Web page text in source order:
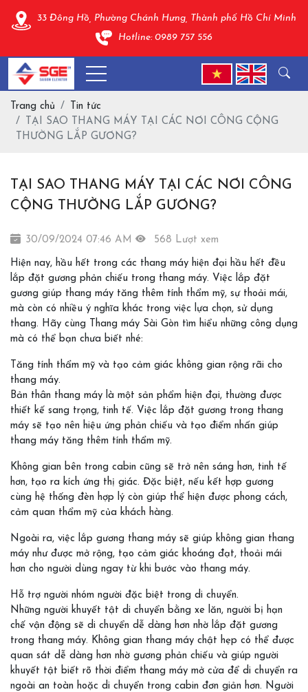
33 Đông Hồ, Phường Chánh Hưng, Thành phố Hồ Chí Minh
Hotline: 0989 757 556
Trang chủ
Tin tức
TẠI SAO THANG MÁY TẠI CÁC NƠI CÔNG CỘNG
THƯỜNG LẮP GƯƠNG?
TẠI SAO THANG MÁY TẠI CÁC NƠI CÔNG
CỘNG THƯỜNG LẮP GƯƠNG?
30/09/2024 07:46 AM 568 Lượt xem
Hiện nay, hầu hết trong các thang máy hiện đại hầu hết đều
lắp đặt gương phản chiếu trong thang máy. Việc lắp đặt
gương giúp thang máy tăng thêm tính thẩm mỹ, sự thoải mái,
mà còn có nhiều ý nghĩa khác trong việc lựa chọn, sử dụng
thang. Hãy cùng Thang máy Sài Gòn tìm hiểu những công dụng
mà có thể bạn chưa biết nhé:
Tăng tính thẩm mỹ và tạo cảm giác không gian rộng rãi cho
thang máy.
Bản thân thang máy là một sản phẩm hiện đại, thường được
thiết kế sang trọng, tinh tế. Việc lắp đặt gương trong thang
máy sẽ tạo nên hiệu ứng phản chiếu và tạo điểm nhấn giúp
thang máy tăng thêm tính thẩm mỹ.
Không gian bên trong cabin cũng sẽ trở nên sáng hơn, tinh tế
hơn, tạo ra kích ứng thị giác. Đặc biệt, nếu kết hợp gương
cùng hệ thống đèn hợp lý còn giúp thể hiện được phong cách,
cảm quan thẩm mỹ của khách hàng.
Ngoài ra, việc lắp gương thang máy sẽ giúp không gian thang
máy như được mở rộng, tạo cảm giác khoáng đạt, thoải mái
hơn cho người dùng ngay từ khi bước vào thang máy.
Hỗ trợ người nhóm người đặc biệt trong di chuyển.
Những người khuyết tật di chuyển bằng xe lăn, người bị hạn
chế vận động sẽ di chuyển dễ dàng hơn nhờ lắp đặt gương
trong thang máy. Không gian thang máy chật hẹp có thể được
quan sát dễ dàng hơn nhờ gương phản chiếu và giúp người
khuyết tật biết rõ thời điểm thang máy mở cửa để di chuyển ra
ngoài an toàn hoặc di chuyển trong cabin đơn giản hơn. Người